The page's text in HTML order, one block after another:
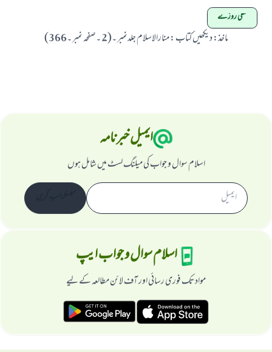
نفلی روزے
ماخذ:دیکھیں کتاب : منارالاسلام جلدنمبر ۔(2 ۔صفحہ نمبر ۔366)
ایمیل خبرنامہ
اسلام سوال و جواب کی میلنگ لسٹ میں شامل ہوں
اسلام سوال و جواب ایپ
مواد تک فوری رسائی اور آف لائن مطالعہ کے لیے